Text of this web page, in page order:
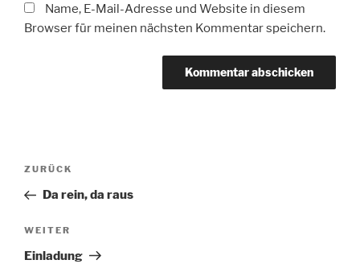
Name, E-Mail-Adresse und Website in diesem
Browser für meinen nächsten Kommentar speichern.
Beitragsnavigation
Vorheriger
Beitrag
ZURÜCK
Da rein, da raus
Nächster
Beitrag
WEITER
Einladung